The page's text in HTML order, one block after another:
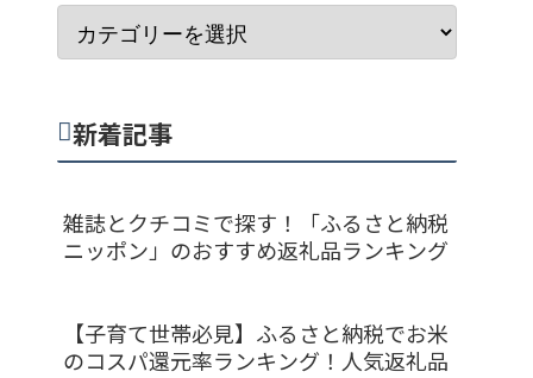
新着記事
雑誌とクチコミで探す！「ふるさと納税
ニッポン」のおすすめ返礼品ランキング
【子育て世帯必見】ふるさと納税でお米
のコスパ還元率ランキング！人気返礼品